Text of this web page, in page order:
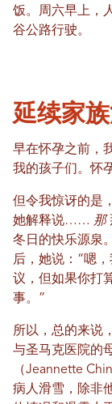
饭。周六早上，
谷公路行驶。
延续家
早在怀孕之前，
我的孩子们。怀
但令我惊讶的是
她解释说…… 那
冬日的快乐源泉
后，她说：“嗯
议，但如果你打
事。”
所以，总的来说
与圣马克医院的
（Jeannette
病人滑雪，除非